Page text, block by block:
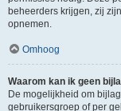
beheerders krijgen, zij
opnemen.
Omhoog
Waarom kan ik geen
De mogelijkheid om
gebruikersgroep of per